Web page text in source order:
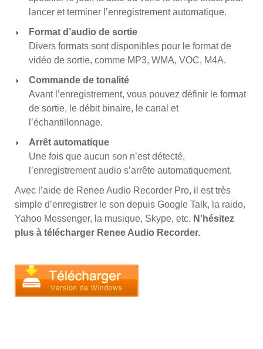
lancer et terminer l’enregistrement automatique.
Format d’audio de sortie
Divers formats sont disponibles pour le format de
vidéo de sortie, comme MP3, WMA, VOC, M4A.
Commande de tonalité
Avant l’enregistrement, vous pouvez définir le format
de sortie, le débit binaire, le canal et
l’échantillonnage.
Arrêt automatique
Une fois que aucun son n’est détecté,
l’enregistrement audio s’arrête automatiquement.
Avec l’aide de Renee Audio Recorder Pro, il est très
simple d’enregistrer le son depuis Google Talk, la raido,
Yahoo Messenger, la musique, Skype, etc. N’hésitez
plus à télécharger Renee Audio Recorder.